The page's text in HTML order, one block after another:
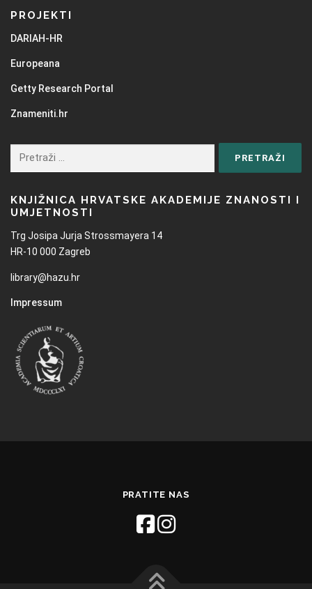
PROJEKTI
DARIAH-HR
Europeana
Getty Research Portal
Znameniti.hr
KNJIŽNICA HRVATSKE AKADEMIJE ZNANOSTI I
UMJETNOSTI
Trg Josipa Jurja Strossmayera 14
HR-10 000 Zagreb
library@hazu.hr
Impressum
PRATITE NAS